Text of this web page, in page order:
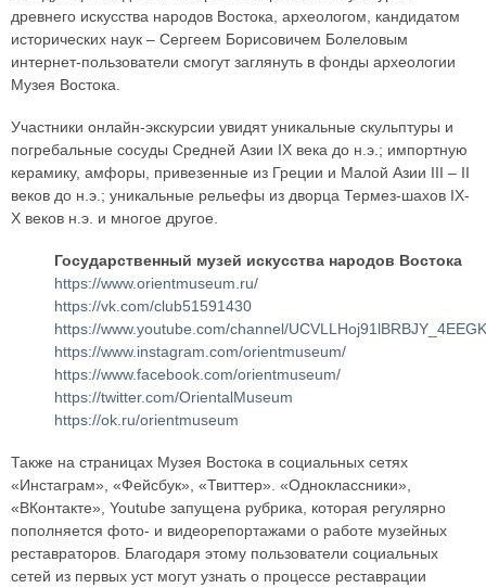
древнего искусства народов Востока, археологом, кандидатом
исторических наук – Сергеем Борисовичем Болеловым
интернет-пользователи смогут заглянуть в фонды археологии
Музея Востока.
Участники онлайн-экскурсии увидят уникальные скульптуры и
погребальные сосуды Средней Азии IX века до н.э.; импортную
керамику, амфоры, привезенные из Греции и Малой Азии III – II
веков до н.э.; уникальные рельефы из дворца Термез-шахов IX-
X веков н.э. и многое другое.
Государственный музей искусства народов Востока
https://www.orientmuseum.ru/
https://vk.com/club51591430
https://www.youtube.com/channel/
https://www.instagram.com/orientmuseum/
https://www.facebook.com/orientmuseum/
https://twitter.com/OrientalMuseum
https://ok.ru/orientmuseum
Также на страницах Музея Востока в социальных сетях
«Инстаграм», «Фейсбук», «Твиттер». «Одноклассники»,
«ВКонтакте», Youtube запущена рубрика, которая регулярно
пополняется фото- и видеорепортажами о работе музейных
реставраторов. Благодаря этому пользователи социальных
сетей из первых уст могут узнать о процессе реставрации